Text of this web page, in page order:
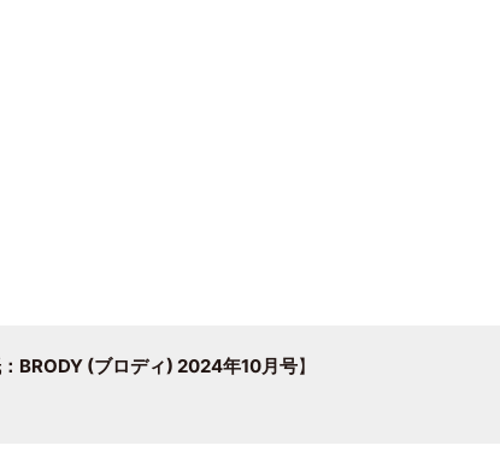
BRODY (ブロディ) 2024年10月号】